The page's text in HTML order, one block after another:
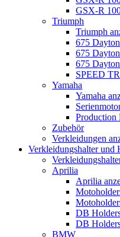
GSX-R
Triumph
Triumph
675
675
675
SPEED
Yamaha
Yamaha
Production
Zubehör
Verkleidungen
Verkleidungshalter und
Aprilia
Aprilia
DB
DB
BMW